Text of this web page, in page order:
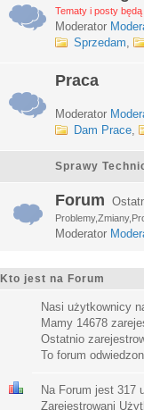
Tematy i posty
Moderator
Sprzedam,
Praca
Moderator
Dam Prace,
Sprawy
Forum
Moderator
Kto jest na Forum
Nasi użytkownicy
Mamy 14678
Ostatnio
To forum
Na Forum jest 317
Zarejestrowani